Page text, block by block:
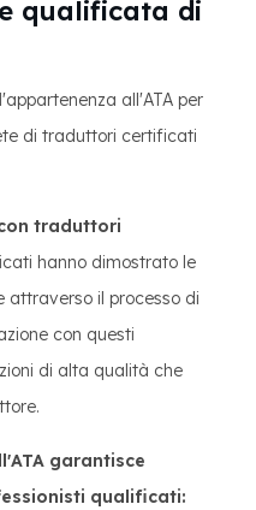
qualificata di
all'ATA per
di traduttori certificati
traduttori
hanno dimostrato le
attraverso il processo di
con questi
di alta qualità che
garantisce
qualificati: